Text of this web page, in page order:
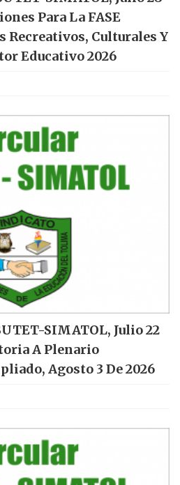
Para La FASE
Recreativos, Culturales Y
Educativo 2026
SIMATOL, Julio 22
A Plenario
Agosto 3 De 2026